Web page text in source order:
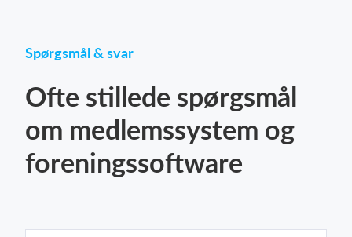
Spørgsmål & svar
Ofte stillede spørgsmål
om medlemssystem og
foreningssoftware